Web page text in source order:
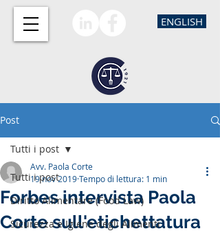
ENGLISH
Post
Tutti i post
Diritto Alimentare (Food Law)
Sicurezza e Igiene degli Alimenti
Tutti i post
Forbes intervista Paola
Corte sull'etichettatura
Avv. Paola Corte
19 nov 2019Tempo di lettura: 1 min